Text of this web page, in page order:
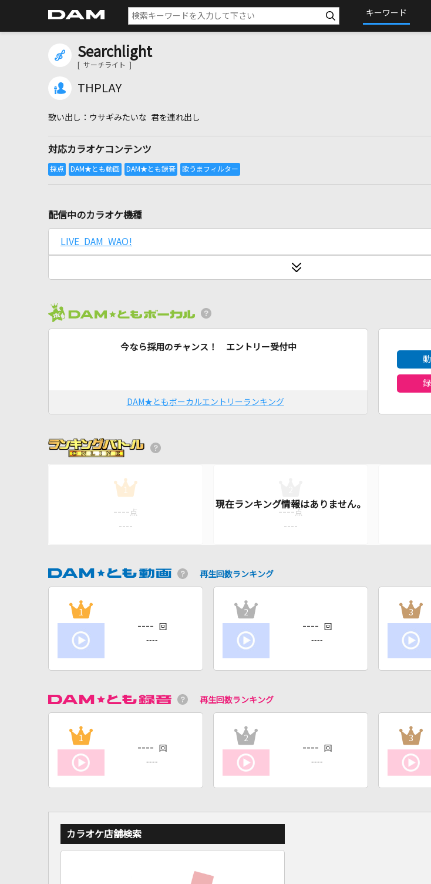
キーワード
Searchlight
[ サーチライト ]
THPLAY
ウサギみたいな 君を連れ出し
対応カラオケコンテンツ
配信中のカラオケ機種
LIVE DAM WAO!
今なら採用のチャンス！ エントリー受付中
DAM★ともボーカルエントリーランキング
1
---- 点
----
---- 点
----
再生回数ランキング
1
---- 回
----
2
---- 回
----
3
再生回数ランキング
1
---- 回
----
2
---- 回
----
3
カラオケ店舗検索